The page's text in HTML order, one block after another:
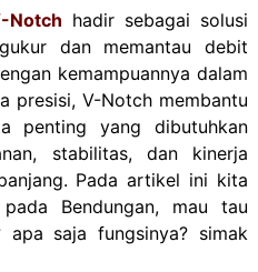
Notch hadir sebagai solusi
dan memantau debit
kemampuannya dalam
presisi, V-Notch membantu
penting yang dibutuhkan
stabilitas, dan kinerja
Pada artikel ini kita
pada Bendungan, mau tau
apa saja fungsinya? simak